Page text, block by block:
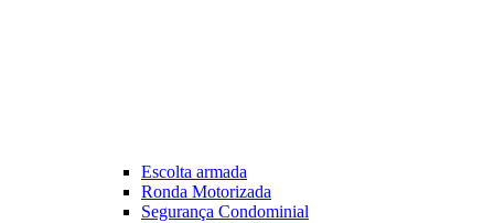
Escolta armada
Ronda Motorizada
Segurança Condominial